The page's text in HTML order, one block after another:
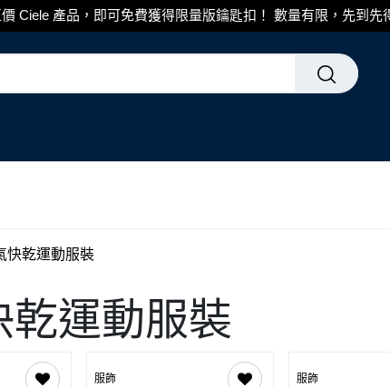
Ciele 產品，即可免費獲得限量版鑰匙扣！ 數量有限，先到先
快乾運動服裝
乾運動服裝
服飾 服飾